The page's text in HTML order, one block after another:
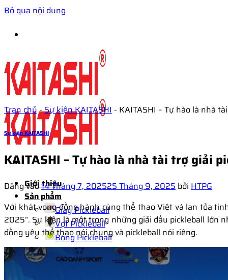
Bỏ qua nội dung
Giới thiệu
Sản phẩm
Giày Pickleball
Vợt Pickleball
Bóng Pickleball
Balo – Túi Pickleball
Quần Áo Pickleball
Tran chủ-Sự kiện KAITASHI - KAITASHI – Tự hào là nhà
Sự kiện KAITASHI
KAITASHI – Tự hào là nhà tài trợ giải
Đăng vào14 Tháng 7, 202525 Tháng 9, 2025 bởi HTPG
Với khát vọng đồng hành cùng thể thao Việt và lan tỏa
2025”. Sự kiện là một trong những giải đấu pickleball lớn
đồng yêu thể thao nói chung và pickleball nói riêng.